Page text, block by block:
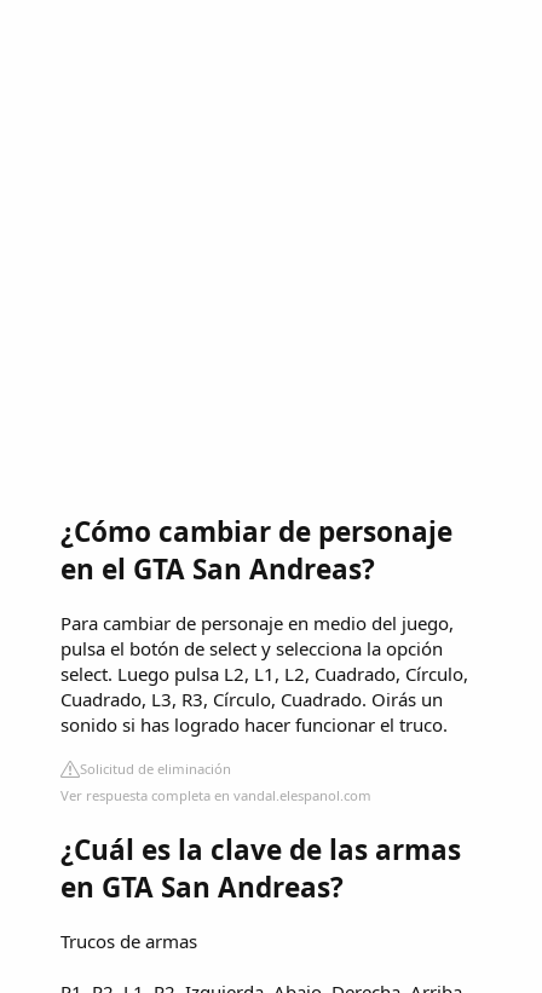
¿Cómo cambiar de personaje
en el GTA San Andreas?
Para cambiar de personaje en medio del juego,
pulsa el botón de select y selecciona la opción
select. Luego pulsa L2, L1, L2, Cuadrado, Círculo,
Cuadrado, L3, R3, Círculo, Cuadrado. Oirás un
sonido si has logrado hacer funcionar el truco.
Solicitud de eliminación
Ver respuesta completa en vandal.elespanol.com
¿Cuál es la clave de las armas
en GTA San Andreas?
Trucos de armas